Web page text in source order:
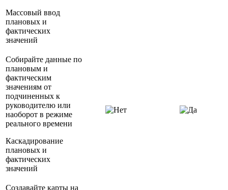
Массовый ввод
плановых и
фактических
значений
Собирайте данные по
плановым и
фактическим
значениям от
подчиненных к
руководителю или
наоборот в режиме
реального времени
Каскадирование
плановых и
фактических
значений
Создавайте карты на